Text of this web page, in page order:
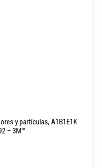
y partículas, A1B1E1K1P3
– 3M™